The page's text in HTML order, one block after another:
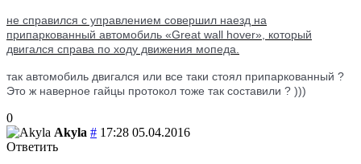
не справился с управлением совершил наезд на
припаркованный автомобиль «Great wall hover», который
двигался справа по ходу движения мопеда.
так автомобиль двигался или все таки стоял припаркованный ?
Это ж наверное гайцы протокол тоже так составили ? )))
0
Akyla # 17:28 05.04.2016
Ответить